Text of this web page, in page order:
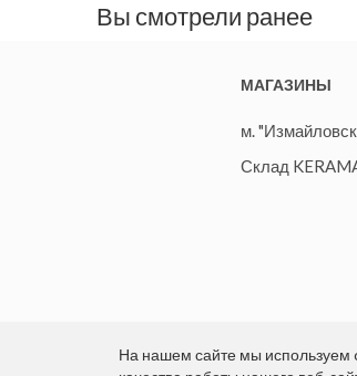
Вы смотрели ранее
МАГАЗИНЫ
м.
Склад
На нашем сайте мы